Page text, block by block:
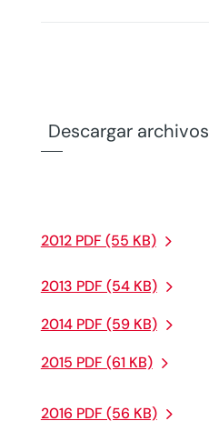
Descargar archivos
2012 PDF (55 KB)
2013 PDF (54 KB)
2014 PDF (59 KB)
2015 PDF (61 KB)
2016 PDF (56 KB)